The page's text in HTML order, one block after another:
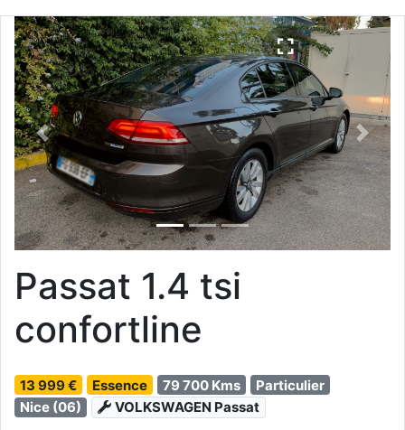
Previous Next
Passat 1.4 tsi
confortline
13 999 € Essence 79 700 Kms
Particulier
Nice (06)
VOLKSWAGEN Passat